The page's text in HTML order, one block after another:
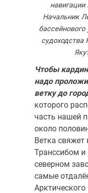
Начальник
Чтобы
надо
ветку до
которого
часть нашей
около
Ветка
Транссибом и
северном
самые